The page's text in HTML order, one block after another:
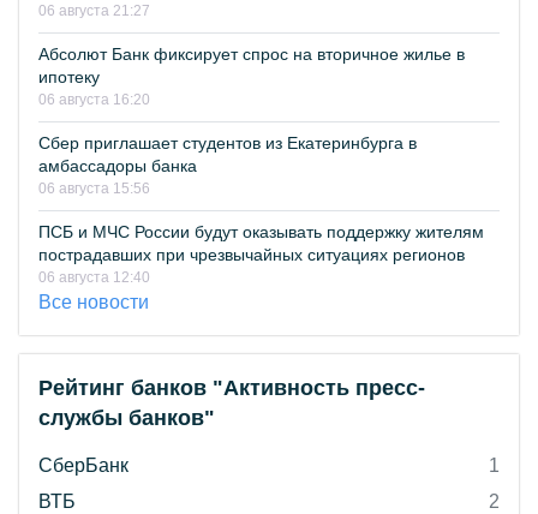
06 августа 21:27
Абсолют Банк фиксирует спрос на вторичное жилье в
ипотеку
06 августа 16:20
Сбер приглашает студентов из Екатеринбурга в
амбассадоры банка
06 августа 15:56
ПСБ и МЧС России будут оказывать поддержку жителям
пострадавших при чрезвычайных ситуациях регионов
06 августа 12:40
Все новости
Рейтинг банков "Активность пресс-
службы банков"
СберБанк
1
ВТБ
2